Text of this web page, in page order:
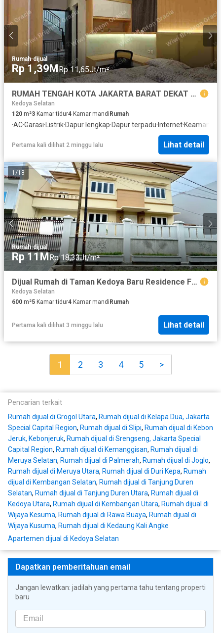
Rumah·dijual
Rp 1,39MRp 11,65Jt/m²
RUMAH TENGAH KOTA JAKARTA BARAT DEKAT PURI INDAH
Kedoya Selatan
120 m²3 Kamar tidur4 Kamar mandi Rumah
·AC·Garasi· Listrik·Dapur lengkap·Dapur terpadu· Internet·Keamanan
Pertama kali dilihat 2 minggu lalu Lihat detail
1 /18
Rumah·dijual
Rp 11MRp 18,33Jt/m²
Dijual Rumah di Taman Kedoya Baru Residence Full Renov Semi Furnish
Kedoya Selatan
600 m²5 Kamar tidur4 Kamar mandiRumah
Pertama kali dilihat 3 minggu lalu Lihat detail
1 2 3 4 5 >
Pencarian terkait
Rumah dijual di Grogol Utara, Rumah dijual di Kelapa Dua, Jakarta
Special Capital Region, Rumah dijual di Slipi, Rumah dijual di Kebon
Jeruk, Kebonjeruk, Rumah dijual di Srengseng, Jakarta Special
Capital Region, Rumah dijual di Kemanggisan, Rumah dijual di
Meruya Selatan, Rumah dijual di Palmerah, Rumah dijual di Joglo,
Rumah dijual di Meruya Utara, Rumah dijual di Duri Kepa, Rumah
dijual di Kembangan Selatan, Rumah dijual di Tanjung Duren
Selatan, Rumah dijual di Tanjung Duren Utara, Rumah dijual di
Kedoya Utara, Rumah dijual di Kembangan Utara, Rumah dijual di
Wijaya Kesuma, Rumah dijual di Rawa Buaya, Rumah dijual di
Wijaya Kusuma, Rumah dijual di Kedaung Kali Angke
Apartemen dijual di Kedoya Selatan
Dapatkan pemberitahuan email
Jangan lewatkan: jadilah yang pertama tahu tentang properti
baru